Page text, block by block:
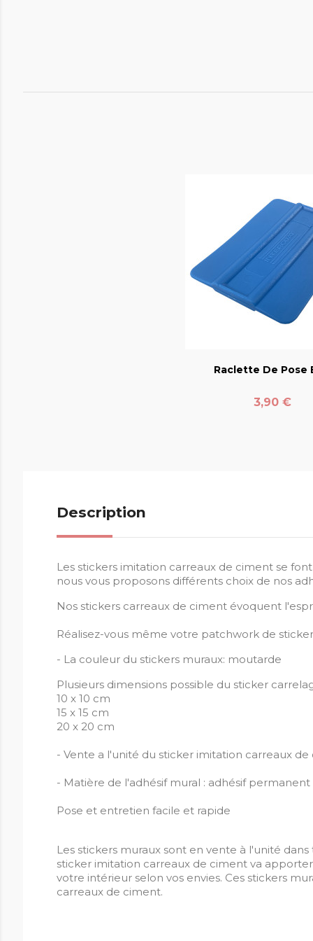
Raclette De Pose
Prix
3,90 €
Description
Les stickers imitation carreaux de ciment se
nous vous proposons différents choix de nos
Nos stickers carreaux de ciment évoquent
Réalisez-vous même votre patchwork de
- La couleur du stickers muraux: moutarde
Plusieurs dimensions possible du sticker
10 x 10 cm
15 x 15 cm
20 x 20 cm
- Vente a l'unité du sticker imitation carreaux
- Matière de l'adhésif mural : adhésif
Pose et entretien facile et rapide
Les stickers muraux sont en vente à l'unité
sticker imitation carreaux de ciment va
votre intérieur selon vos envies. Ces stickers
carreaux de ciment.